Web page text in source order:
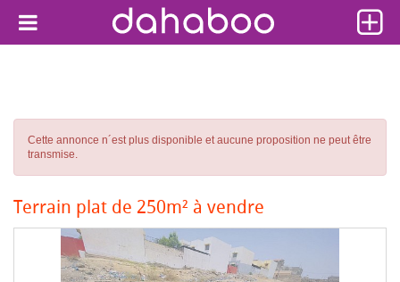
Cette annonce n´est plus disponible et aucune proposition ne peut être
transmise.
Terrain plat de 250m² à vendre